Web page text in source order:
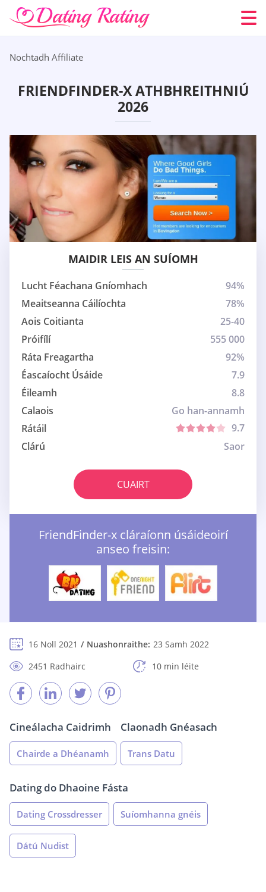
Nochtadh Affiliate
FRIENDFINDER-X ATHBHREITHNIÚ
2026
MAIDIR LEIS AN SUÍOMH
Lucht Féachana Gníomhach
94%
Meaitseanna Cáilíochta
78%
Aois Coitianta
25-40
Próifílí
555 000
Ráta Freagartha
92%
Éascaíocht Úsáide
7.9
Éileamh
8.8
Calaois
Go han-annamh
Rátáil
9.7
Clárú
Saor
CUAIRT
FriendFinder-x cláraíonn úsáideoirí
anseo freisin:
16 Noll 2021 Nuashonraithe: 23 Samh 2022
2451 Radhairc
10 min léite
Cineálacha Caidrimh
Chairde a Dhéanamh
Claonadh Gnéasach
Trans Datu
Dating do Dhaoine Fásta
Dating Crossdresser Suíomhanna gnéis
Dátú Nudist